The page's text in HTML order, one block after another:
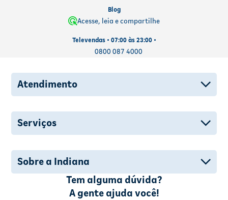
Blog
Acesse, leia e compartilhe
Televendas • 07:00 às 23:00 •
0800 087 4000
Atendimento
Serviços
Sobre a Indiana
Tem alguma dúvida?
A gente ajuda você!